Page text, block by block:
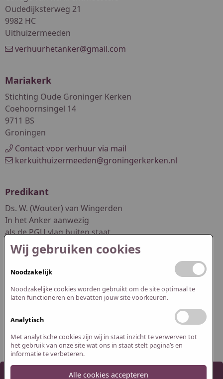
Oudedijksterweg 21
9982 HC
Uithuizermeeden
verhuurhetanker@gmail.com
Mariakerk
Stichting Oude Groninger Kerken
Coehoornsingel 14
9711 BS
Groningen
Contact voor verhuur via mail
kerkuithuizermeeden@groningerkerken.nl
Predikant
Ds. W. (Wouter) van Wingerden
In het Anker aanwezig
als de PGU vlag buiten staat
dswouter.vanwingerden@pgwuur.nl
Redactie website
Abel Smit
redactie@pguithuizermeeden.nl
2026 Protestantse Gemeente Uithuizermeeden
Wij gebruiken cookies
Noodzakelijk
Noodzakelijke cookies worden gebruikt om de site optimaal te
laten functioneren en bevatten jouw site voorkeuren.
Analytisch
Met analytische cookies zijn wij in staat inzicht te verwerven tot
het gebruik van onze site wat ons in staat stelt pagina’s en
informatie te verbeteren.
Alle cookies accepteren